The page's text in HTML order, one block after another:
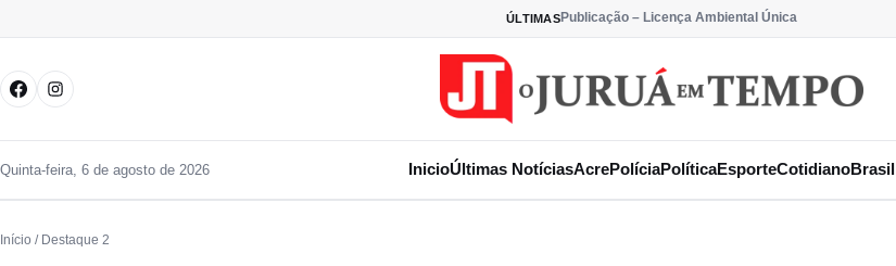
ÚLTIMASPublicação – Licença Ambiental Única
Quinta-feira, 6 de agosto de 2026 InicioÚltimas NotíciasAcrePolíciaPolíticaEsporteCotidianoBrasil
Início / Destaque 2